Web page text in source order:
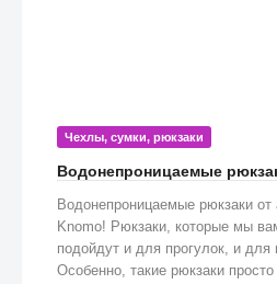
Чехлы, сумки, рюкзаки
Водонепроницаемые
Водонепроницаемые рюкзаки от
Knomo! Рюкзаки, которые мы
подойдут и для прогулок, и для
Особенно, такие рюкзаки